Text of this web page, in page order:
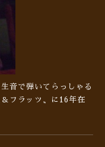
音で弾いてらっしゃる
フラッツ〟に16年在